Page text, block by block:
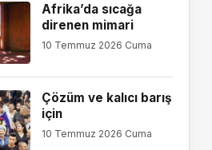
Afrika’da sıcağa
direnen mimari
10 Temmuz 2026 Cuma
Çözüm ve kalıcı barış
için
10 Temmuz 2026 Cuma